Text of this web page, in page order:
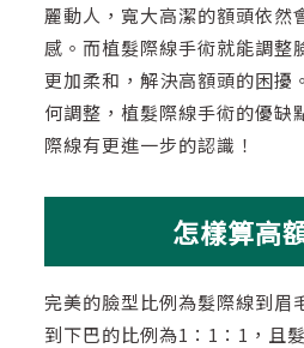
麗動人，寬大高潔的額頭依然
感。而植髮際線手術就能調整
更加柔和，解決高額頭的困擾
何調整，植髮際線手術的優缺
際線有更進一步的認識！
怎樣算高
完美的臉型比例為髮際線到眉
到下巴的比例為1：1：1，且